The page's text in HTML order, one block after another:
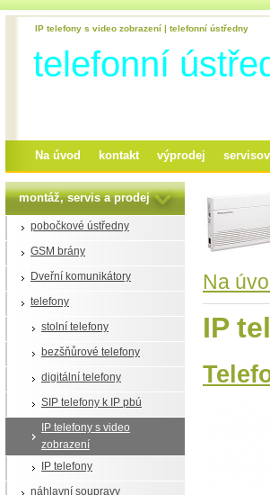
IP telefony s video zobrazení | telefonní ústředny
telefonní
Na úvod kontakt výprodej
montáž, servis a prodej
pobočkové ústředny
GSM brány
Dveřní komunikátory
telefony
stolní telefony
bezšňůrové telefony
digitální telefony
SIP telefony k IP pbú
IP telefony s video
zobrazení
IP telefony
náhlavní soupravy
Na
IP